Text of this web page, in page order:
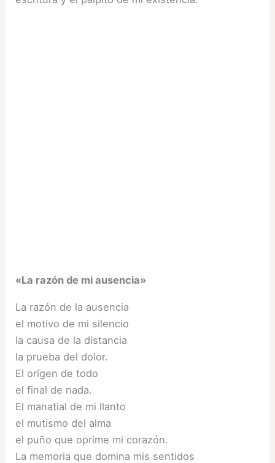
«La razón de mi ausencia»
La razón de la ausencia
el motivo de mi silencio
la causa de la distancia
la prueba del dolor.
El orígen de todo
el final de nada.
El manatial de mi llanto
el mutismo del alma
el puño que oprime mi corazón.
La memoria que domina mis sentidos